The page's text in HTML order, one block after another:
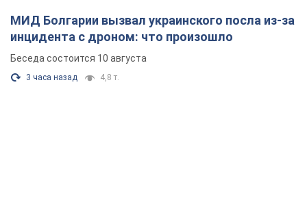
МИД Болгарии вызвал украинского посла из-за
инцидента с дроном: что произошло
Беседа состоится 10 августа
3 часа назад 4,8 т.